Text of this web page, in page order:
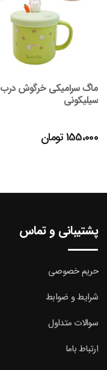
ماگ سرامیکی خرگوش درب
سیلیکونی
155،000تومان
پشتیبانی و تماس
حریم خصوصی
شرایط و ضوابط
سوالات متداول
ارتباط باما